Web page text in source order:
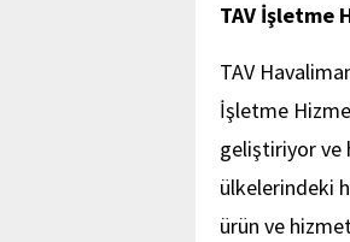
TAV İşletme
TAV
İşletme
geliştiriyor ve
ülkelerindeki
ürün ve